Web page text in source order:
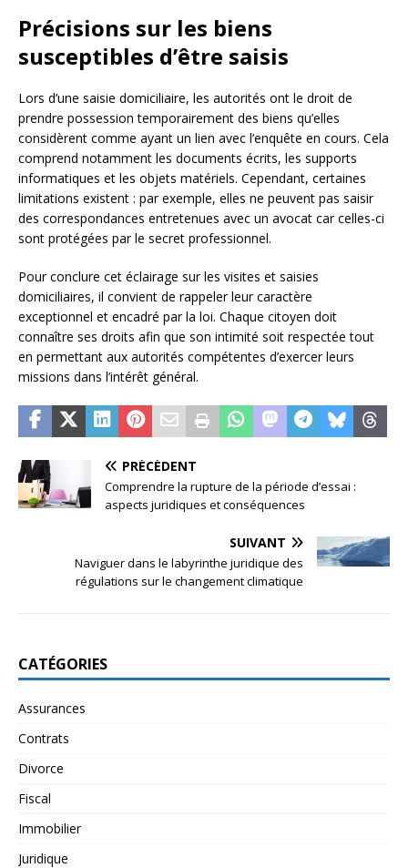
Précisions sur les biens
susceptibles d’être saisis
Lors d’une saisie domiciliaire, les autorités ont le droit de
prendre possession temporairement des biens qu’elles
considèrent comme ayant un lien avec l’enquête en cours. Cela
comprend notamment les documents écrits, les supports
informatiques et les objets matériels. Cependant, certaines
limitations existent : par exemple, elles ne peuvent pas saisir
des correspondances entretenues avec un avocat car celles-ci
sont protégées par le secret professionnel.
Pour conclure cet éclairage sur les visites et saisies
domiciliaires, il convient de rappeler leur caractère
exceptionnel et encadré par la loi. Chaque citoyen doit
connaître ses droits afin que son intimité soit respectée tout
en permettant aux autorités compétentes d’exercer leurs
missions dans l’intérêt général.
PRÉCÉDENT
Comprendre la rupture de la période d’essai :
aspects juridiques et conséquences
SUIVANT
Naviguer dans le labyrinthe juridique des
régulations sur le changement climatique
CATÉGORIES
Assurances
Contrats
Divorce
Fiscal
Immobilier
Juridique